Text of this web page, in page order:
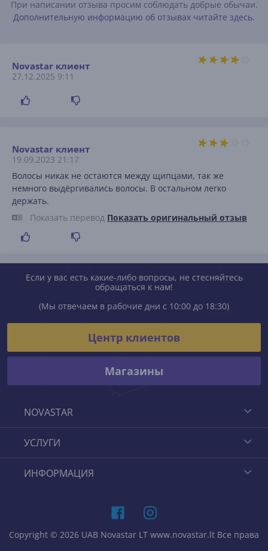
При написании отзыва просим соблюдать добрые обычаи.
Дополнительную информацию об отзывах читайте здесь.
Novastar клиент
27.12.2025 9:11
Novastar клиент
19.09.2023 21:17
Волосы никак не остаются между щипцами, так же
немного выдёргивались волосы. В остальном легко
держать.
Показать перевод Показать оригинальный отзыв
NOVASTAR
УСЛУГИ
ИНФОРМАЦИЯ
Если у вас есть какие-либо вопросы, не стесняйтесь
обращаться к нам!
(Мы отвечаем в рабочие дни с 10:00 до 18:30)
Центр клиентов
Магазины
Copyright © 2026 UAB Novastar LT www.novastar.lt Все права